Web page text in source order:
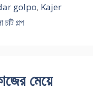
golpo, Kajer
চটি গল্প
মেয়ে